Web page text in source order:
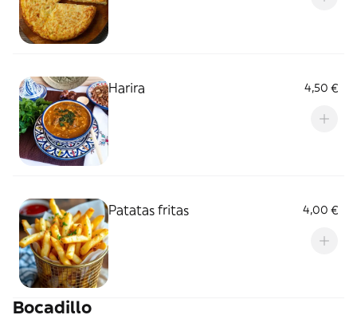
Harira 4,50 €
Patatas fritas 4,00 €
Bocadillo